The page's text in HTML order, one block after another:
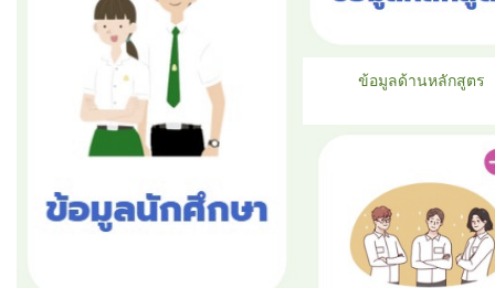
ข้อมูลด้านหลักสูตร